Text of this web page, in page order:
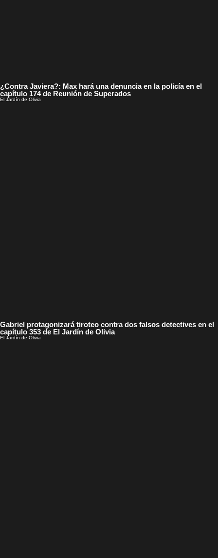
¿Contra Javiera?: Max hará una denuncia en la policía en el
capítulo 174 de Reunión de Superados
El Jardín de Olivia
Gabriel protagonizará tiroteo contra dos falsos detectives en el
capítulo 353 de El Jardín de Olivia
El Jardín de Olivia